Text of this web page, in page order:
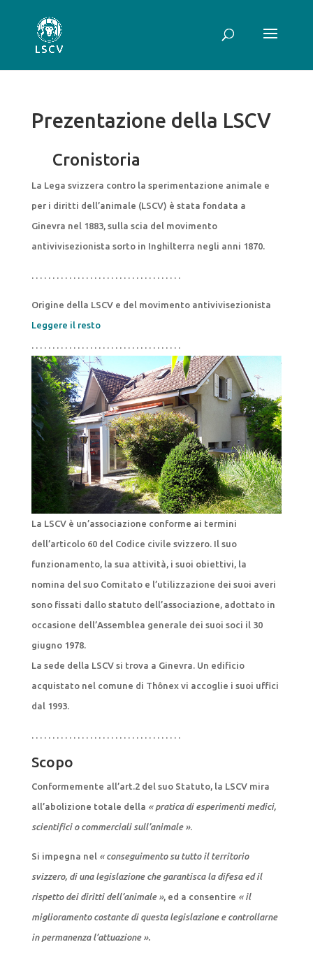
Prezentazione della LSCV
Cronistoria
La Lega svizzera contro la sperimentazione animale e
per i diritti dell’animale (LSCV) è stata fondata a
Ginevra nel 1883, sulla scia del movimento
antivivisezionista sorto in Inghilterra negli anni 1870.
. . . . . . . . . . . . . . . . . . . . . . . . . . . . . . . . . . . .
Origine della LSCV e del movimento antivivisezionista
Leggere il resto
. . . . . . . . . . . . . . . . . . . . . . . . . . . . . . . . . . . .
La LSCV è un’associazione conforme ai termini
dell’articolo 60 del Codice civile svizzero. Il suo
funzionamento, la sua attività, i suoi obiettivi, la
nomina del suo Comitato e l’utilizzazione dei suoi averi
sono fissati dallo statuto dell’associazione, adottato in
occasione dell’Assemblea generale dei suoi soci il 30
giugno 1978.
La sede della LSCV si trova a Ginevra. Un edificio
acquistato nel comune di Thônex vi accoglie i suoi uffici
dal 1993.
. . . . . . . . . . . . . . . . . . . . . . . . . . . . . . . . . . . .
Scopo
Conformemente all’art.2 del suo Statuto, la LSCV mira
all’abolizione totale della « pratica di esperimenti medici,
scientifici o commerciali sull’animale ».
Si impegna nel « conseguimento su tutto il territorio
svizzero, di una legislazione che garantisca la difesa ed il
rispetto dei diritti dell’animale », ed a consentire « il
miglioramento costante di questa legislazione e controllarne
in permanenza l’attuazione ».